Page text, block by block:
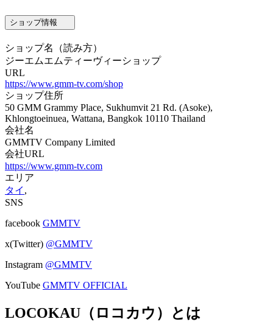
ショップ情報
ショップ名
（読み方）
ジーエムエムティーヴィーショップ
URL
https://www.gmm-tv.com/shop
ショップ住所
50 GMM Grammy Place, Sukhumvit 21 Rd. (Asoke),
Khlongtoeinuea, Wattana, Bangkok 10110 Thailand
会社名
GMMTV Company Limited
会社URL
https://www.gmm-tv.com
エリア
タイ ,
SNS
facebook GMMTV
x(Twitter) @GMMTV
Instagram @GMMTV
YouTube GMMTV OFFICIAL​​
LOCOKAU（ロコカウ）とは